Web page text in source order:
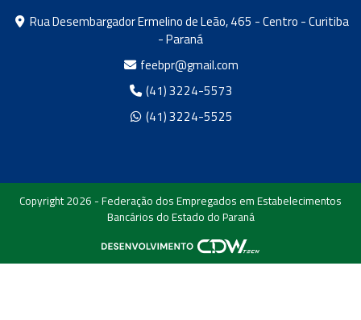
Rua Desembargador Ermelino de Leão, 465 - Centro - Curitiba
- Paraná
feebpr@gmail.com
(41) 3224-5573
(41) 3224-5525
Copyright 2026 - Federação dos Empregados em Estabelecimentos
Bancários do Estado do Paraná